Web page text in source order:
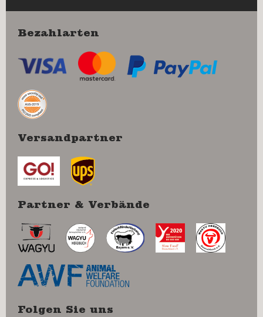
Bezahlarten
Versandpartner
Partner & Verbände
Folgen Sie uns